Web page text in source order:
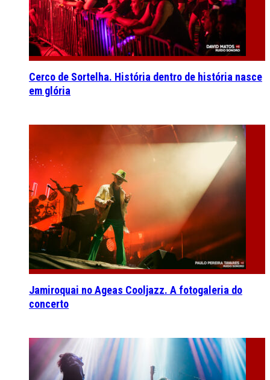
Cerco de Sortelha. História dentro de história nasce
em glória
Jamiroquai no Ageas Cooljazz. A fotogaleria do
concerto